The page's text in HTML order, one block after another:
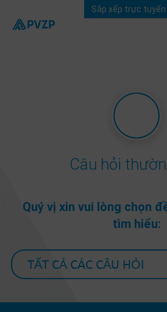
Sắp xếp trực tuyến
Câu hỏi
Quý vị xin vui lòng chọn
tìm hiểu: